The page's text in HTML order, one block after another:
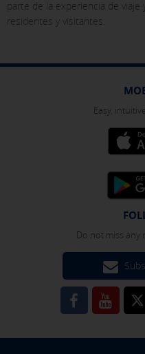
parte de la experiencia de
residentes y visitantes.
Easy,
Do not miss any
the bottom of the page. You